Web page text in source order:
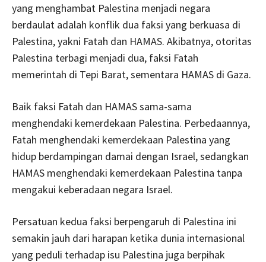
yang menghambat Palestina menjadi negara
berdaulat adalah konflik dua faksi yang berkuasa di
Palestina, yakni Fatah dan HAMAS. Akibatnya, otoritas
Palestina terbagi menjadi dua, faksi Fatah
memerintah di Tepi Barat, sementara HAMAS di Gaza.
Baik faksi Fatah dan HAMAS sama-sama
menghendaki kemerdekaan Palestina. Perbedaannya,
Fatah menghendaki kemerdekaan Palestina yang
hidup berdampingan damai dengan Israel, sedangkan
HAMAS menghendaki kemerdekaan Palestina tanpa
mengakui keberadaan negara Israel.
Persatuan kedua faksi berpengaruh di Palestina ini
semakin jauh dari harapan ketika dunia internasional
yang peduli terhadap isu Palestina juga berpihak